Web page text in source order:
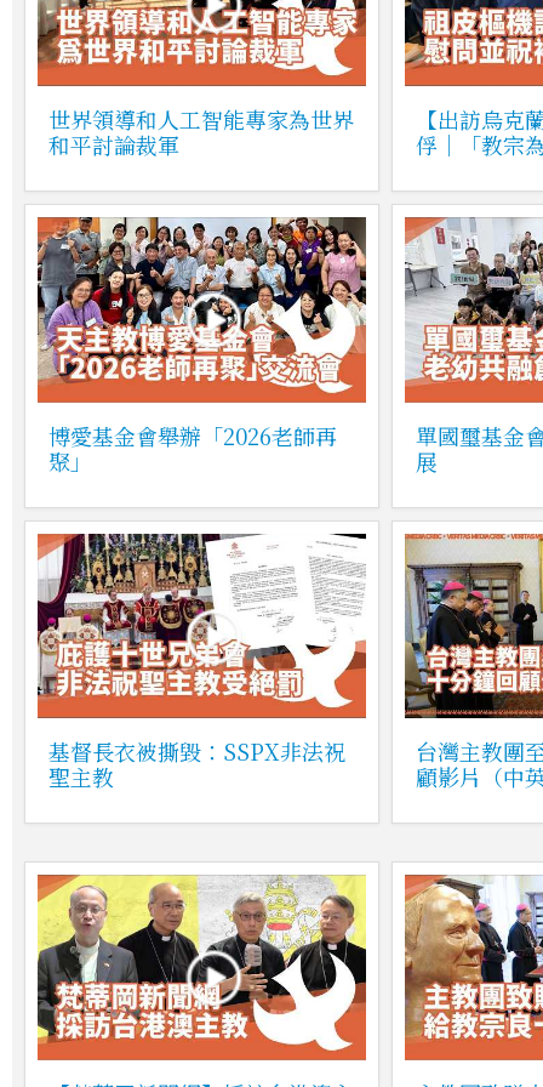
世界領導和人工智能專家為世界
和平討論裁軍
【出訪烏克
俘｜「教宗
博愛基金會舉辦「2026老師再
聚」
單國璽基金
展
基督長衣被撕毀：SSPX非法祝
聖主教
台灣主教團
顧影片（中